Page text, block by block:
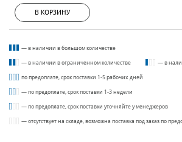
В КОРЗИНУ
— в наличии в большом количестве
— в наличии в ограниченном количестве — в
по предоплате, срок поставки 1-5 рабочих дней
— по предоплате, срок поставки 1-3 недели
— по предоплате, срок поставки уточняйте у менеджеров
— отсутствует на складе, возможна поставка под заказ по